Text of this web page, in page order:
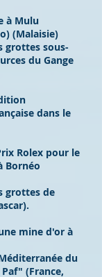
à Mulu
(Malaisie)
grottes sous-
du Gange
dans le
Rolex pour le
Bornéo
grottes de
mine d'or à
du
(France,